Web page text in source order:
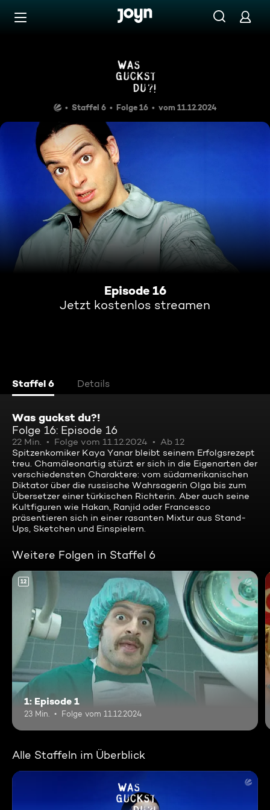
Zum Inhalt springen
Episode 16
Staffel 6 Folge 16 vom 11.12.2024
Episode 16
Jetzt kostenlos streamen
Staffel 6 Details
Was guckst du?!
Folge 16: Episode 16
22 Min. Folge vom 11.12.2024
Ab 12
Spitzenkomiker Kaya Yanar bleibt seinem Erfolgsrezept
treu. Chamäleonartig stürzt er sich in die Eigenarten der
verschiedensten Charaktere: vom südamerikanischen
Diktator über die russische Wahrsagerin Olga bis zum
Übersetzer einer türkischen Richterin. Aber auch seine
Kultfiguren wie Hakan, Ranjid oder Francesco
präsentieren sich in einer rasanten Mixtur aus Stand-
Ups, Sketchen und Einspielern.
Weitere Folgen in Staffel 6
12
1: Episode 1
23 Min. Folge vom 11.12.2024
Alle Staffeln im Überblick